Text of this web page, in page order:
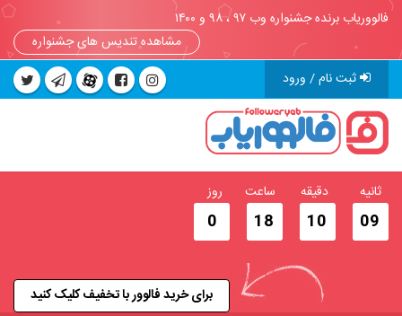
فالووریاب برنده جشنواره وب ۹۷ ، ۹۸ و ۱۴۰۰
مشاهده تندیس های جشنواره
ثبت نام / ورود
08
ثانیه
10
دقیقه
18
ساعت
0
روز
برای خرید فالوور با تخفیف کلیک کنید